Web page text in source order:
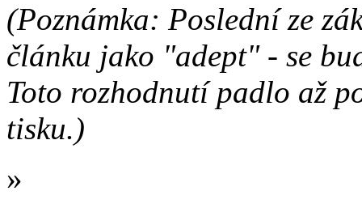
(Poznámka: Poslední ze
článku jako "adept" - se
Toto rozhodnutí padlo až
tisku.)
»